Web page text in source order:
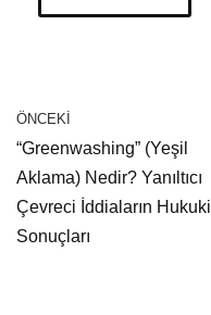
ÖNCEKI
“Greenwashing” (Yeşil
Aklama) Nedir? Yanıltıcı
Çevreci İddiaların Hukuki
Sonuçları